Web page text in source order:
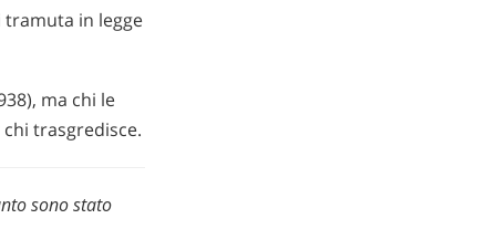
tramuta in legge
ma chi le
trasgredisce.
sono stato